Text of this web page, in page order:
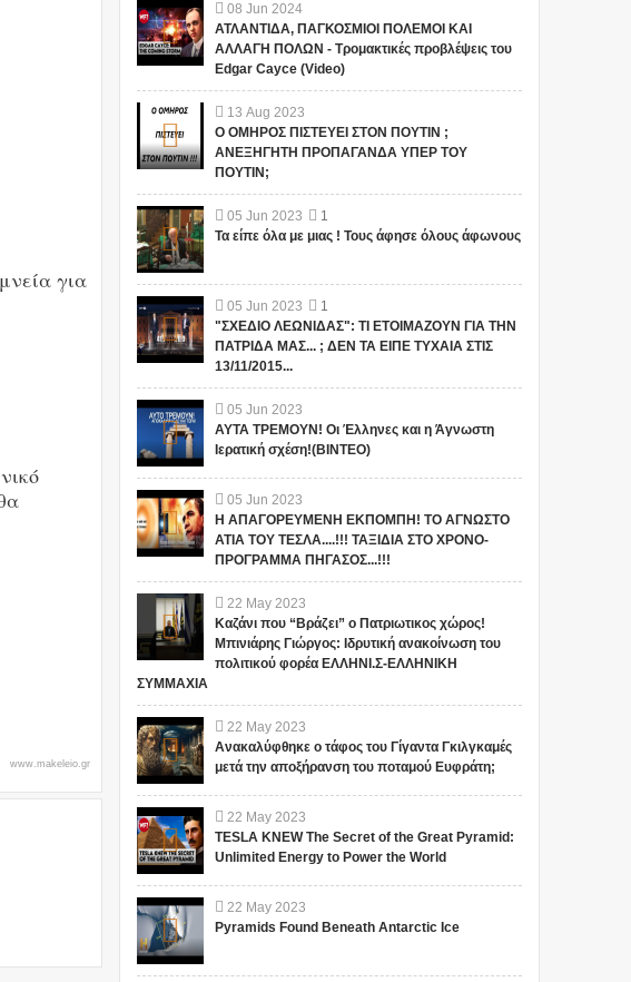
για
www.makeleio.gr
08 Jun 2024
ΑΤΛΑΝΤΙΔΑ, ΠΑΓΚΟΣΜΙΟΙ ΠΟΛΕΜΟΙ ΚΑΙ
ΑΛΛΑΓΗ ΠΟΛΩΝ - Τρομακτικές προβλέψεις του
Edgar Cayce (Video)
13 Aug 2023
Ο ΟΜΗΡΟΣ ΠΙΣΤΕΥΕΙ ΣΤΟΝ ΠΟΥΤΙΝ ;
ΑΝΕΞΗΓΗΤΗ ΠΡΟΠΑΓΑΝΔΑ ΥΠΕΡ ΤΟΥ
ΠΟΥΤΙΝ;
05 Jun 2023
1
Τα είπε όλα με μιας ! Τους άφησε όλους άφωνους
05 Jun 2023
1
"ΣΧΕΔΙΟ ΛΕΩΝΙΔΑΣ": ΤΙ ΕΤΟΙΜΑΖΟΥΝ ΓΙΑ ΤΗΝ
ΠΑΤΡΙΔΑ ΜΑΣ... ; ΔΕΝ ΤΑ ΕΙΠΕ ΤΥΧΑΙΑ ΣΤΙΣ
13/11/2015...
05 Jun 2023
ΑΥΤΑ ΤΡΕΜΟΥΝ! Οι Έλληνες και η Άγνωστη
Ιερατική σχέση!(ΒΙΝΤΕΟ)
05 Jun 2023
Η ΑΠΑΓΟΡΕΥΜΕΝΗ ΕΚΠΟΜΠΗ! ΤΟ ΑΓΝΩΣΤΟ
ΑΤΙΑ ΤΟΥ ΤΕΣΛΑ....!!! ΤΑΞΙΔΙΑ ΣΤΟ ΧΡΟΝΟ-
ΠΡΟΓΡΑΜΜΑ ΠΗΓΑΣΟΣ...!!!
22 May 2023
Καζάνι που “Βράζει” ο Πατριωτικος χώρος!
Μπινιάρης Γιώργος: Ιδρυτική ανακοίνωση του
πολιτικού φορέα ΕΛΛΗΝΙ.Σ-ΕΛΛΗΝΙΚΗ
ΣΥΜΜΑΧΙΑ
22 May 2023
Ανακαλύφθηκε ο τάφος του Γίγαντα Γκιλγκαμές
μετά την αποξήρανση του ποταμού Ευφράτη;
22 May 2023
TESLA KNEW The Secret of the Great Pyramid:
Unlimited Energy to Power the World
22 May 2023
Pyramids Found Beneath Antarctic Ice